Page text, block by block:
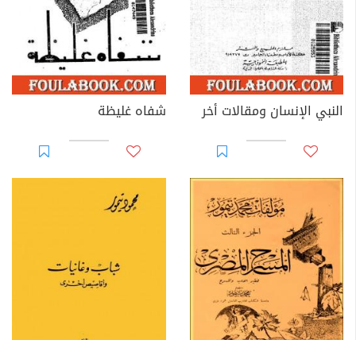
النبي الإنسان ومقالات أخر شفاه غليظة